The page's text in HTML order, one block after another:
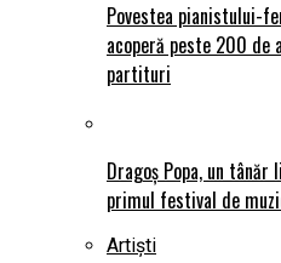
Povestea pianistului-
acoperă peste 200 de
partituri
Dragoș Popa, un
primul festival de
Artiști